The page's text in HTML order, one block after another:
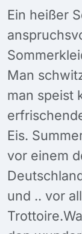
Ein heißer
Man
man speist
Eis.
vor einem
und .. vor